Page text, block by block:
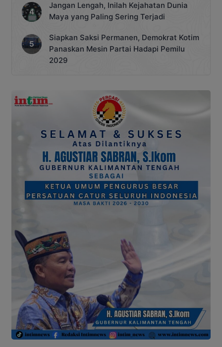
Jangan Lengah, Inilah Kejahatan Dunia
Maya yang Paling Sering Terjadi
Siapkan Saksi Permanen, Demokrat Kotim
Panaskan Mesin Partai Hadapi Pemilu
2029